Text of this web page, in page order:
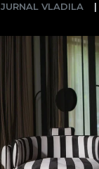
JURNAL VLADILA